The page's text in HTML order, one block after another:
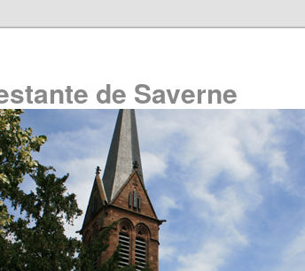
de Saverne